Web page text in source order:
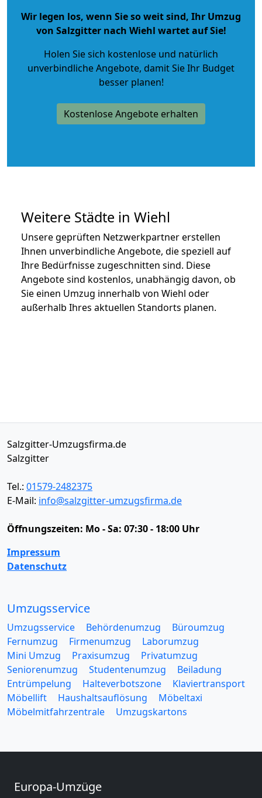
Wir legen los, wenn Sie so weit sind, Ihr Umzug
von Salzgitter nach Wiehl wartet auf Sie!
Holen Sie sich kostenlose und natürlich
unverbindliche Angebote, damit Sie Ihr Budget
besser planen!
Kostenlose Angebote erhalten
Weitere Städte in Wiehl
Unsere geprüften Netzwerkpartner erstellen
Ihnen unverbindliche Angebote, die speziell auf
Ihre Bedürfnisse zugeschnitten sind. Diese
Angebote sind kostenlos, unabhängig davon, ob
Sie einen Umzug innerhalb von Wiehl oder
außerhalb Ihres aktuellen Standorts planen.
Salzgitter-Umzugsfirma.de
Salzgitter
Tel.: 01579-2482375
E-Mail: info@salzgitter-umzugsfirma.de
Öffnungszeiten: Mo - Sa: 07:30 - 18:00 Uhr
Impressum
Datenschutz
Umzugsservice
Umzugsservice Behördenumzug
Büroumzug
Fernumzug
Firmenumzug
Laborumzug
Mini Umzug
Praxisumzug
Privatumzug
Seniorenumzug
Studentenumzug
Beiladung
Entrümpelung
Halteverbotszone
Klaviertransport
Möbellift
Haushaltsauflösung
Möbeltaxi
Möbelmitfahrzentrale
Umzugskartons
Europa-Umzüge